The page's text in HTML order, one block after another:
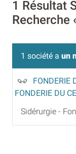
1 Résultat
Recherche
1 société a un
FONDERIE
FONDERIE DU
Sidérurgie -